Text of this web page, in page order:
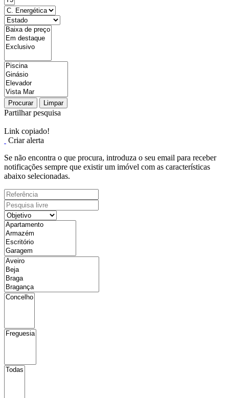
Procurar Limpar
Partilhar pesquisa
Link copiado!
Criar alerta
Se não encontra o que procura, introduza o seu email para receber
notificações sempre que existir um imóvel com as características
abaixo selecionadas.